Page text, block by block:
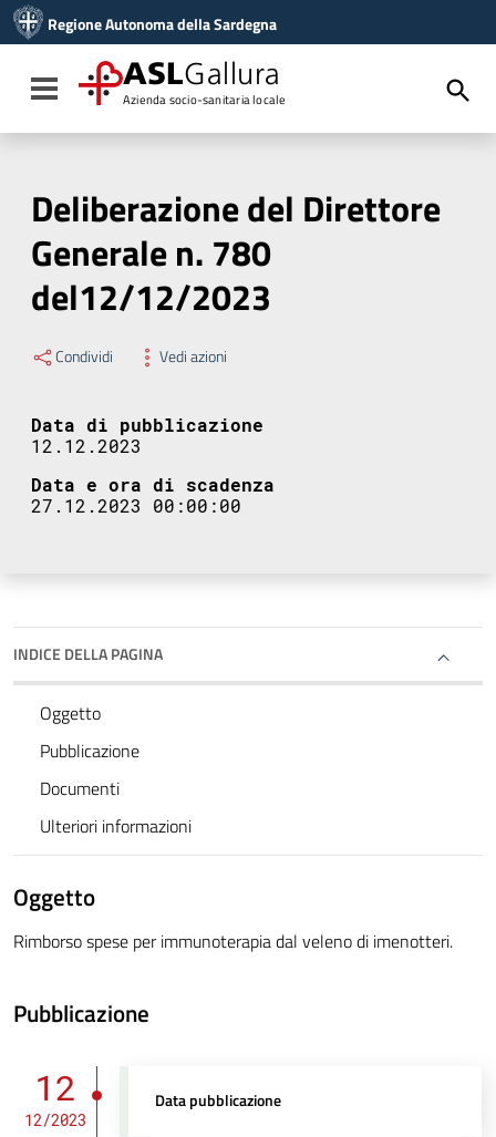
Vai al menu di navigazione
Vai al footer
Regione Autonoma della Sardegna
Toggle navigation
ASLGallura
Azienda socio-sanitaria locale
Deliberazione del Direttore
Generale n. 780
del12/12/2023
Condividi Vedi azioni
Data di pubblicazione
12.12.2023
Data e ora di scadenza
27.12.2023 00:00:00
INDICE DELLA PAGINA
Oggetto
Pubblicazione
Documenti
Ulteriori informazioni
Oggetto
Rimborso spese per immunoterapia dal veleno di imenotteri.
Pubblicazione
12
12/2023
Data pubblicazione